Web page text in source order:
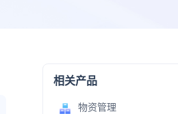
相关产品
物资管理